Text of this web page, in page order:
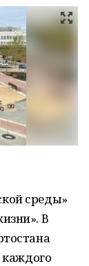
среды»
В
каждого